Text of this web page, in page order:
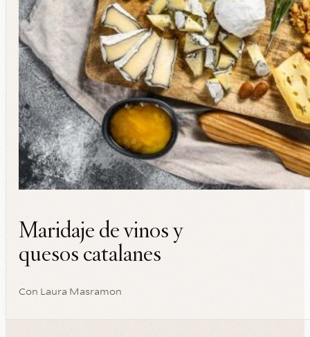
Maridaje de vinos y
quesos catalanes
Con Laura Masramon